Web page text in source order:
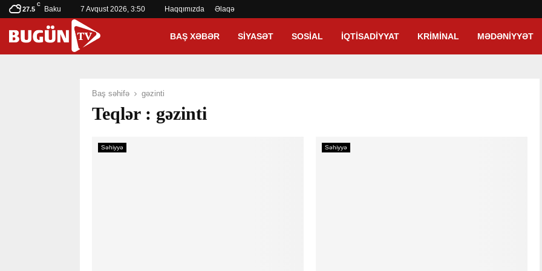
27.5
C
Baku 7 Avqust 2026, 3:50 Haqqımızda Əlaqə
BAŞ XƏBƏR SIYASƏT SOSIAL İQTISADIYYAT KRIMINAL MƏDƏNIYYƏT
Baş səhifə gəzinti
Teqlər : gəzinti
Səhiyyə Səhiyyə